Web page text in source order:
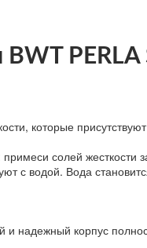
PERLA
которые
солей
с водой. Вода
надежный корпус